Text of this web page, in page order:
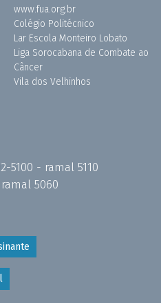
www.fua.org.br
Colégio Politécnico
Lar Escola Monteiro Lobato
Liga Sorocabana de Combate ao
Câncer
Vila dos Velhinhos
5100 - ramal 5110
ramal 5060